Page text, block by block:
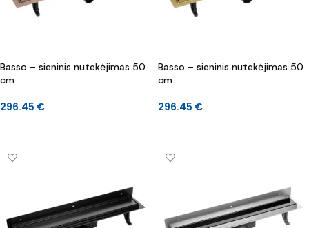
Basso – sieninis nutekėjimas 50
cm
296.45 €
Basso – sieninis nutekėjimas 50
cm
296.45 €